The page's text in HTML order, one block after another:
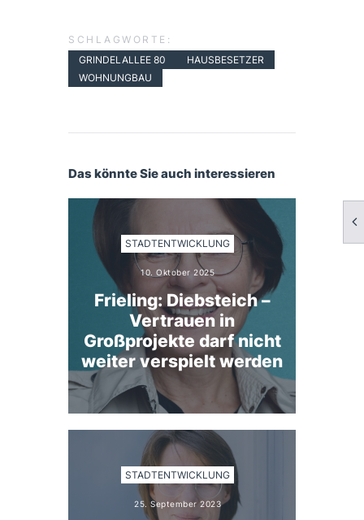
SCHLAGWORTE:
GRINDELALLEE 80
HAUSBESETZER
WOHNUNGBAU
Das könnte Sie auch interessieren
STADTENTWICKLUNG
10. Oktober 2025
Frieling: Diebsteich –
Vertrauen in
Großprojekte darf nicht
weiter verspielt werden
STADTENTWICKLUNG
25. September 2023